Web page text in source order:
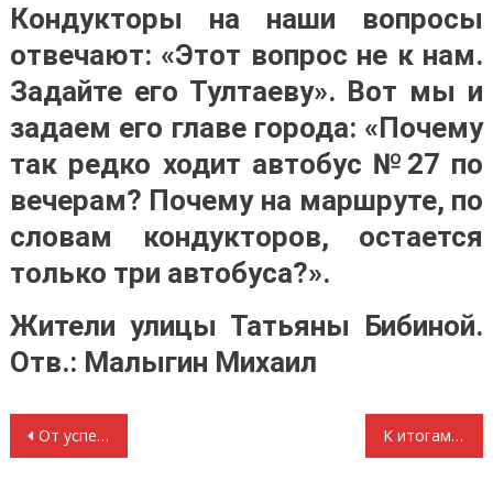
Кондукторы на наши вопросы
отвечают: «Этот вопрос не к нам.
Задайте его Тултаеву». Вот мы и
задаем его главе города: «Почему
так редко ходит автобус №27 по
вечерам? Почему на маршруте, по
словам кондукторов, остается
только три автобуса?».
Жители улицы Татьяны Бибиной.
Отв.: Малыгин Михаил
Навигация
От успеха на выборах к каждодневному труду. Заявление Президиума ЦК КПРФ К итогам месячника пожилых людей У одних праздник, а другие забыты